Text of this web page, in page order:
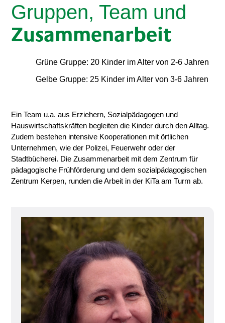
Gruppen, Team und
Zusammenarbeit
Grüne Gruppe: 20 Kinder im Alter von 2-6 Jahren
Gelbe Gruppe: 25 Kinder im Alter von 3-6 Jahren
Ein Team u.a. aus Erziehern, Sozialpädagogen und
Hauswirtschaftskräften begleiten die Kinder durch den Alltag.
Zudem bestehen intensive Kooperationen mit örtlichen
Unternehmen, wie der Polizei, Feuerwehr oder der
Stadtbücherei. Die Zusammenarbeit mit dem Zentrum für
pädagogische Frühförderung und dem sozialpädagogischen
Zentrum Kerpen, runden die Arbeit in der KiTa am Turm ab.